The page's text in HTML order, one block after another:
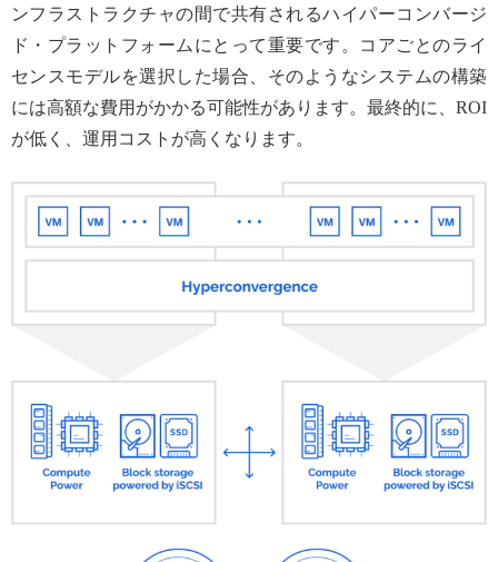
ンフラストラクチャの間で共有されるハイパーコンバージ
ド・プラットフォームにとって重要です。コアごとのライ
センスモデルを選択した場合、そのようなシステムの構築
には高額な費用がかかる可能性があります。最終的に、ROI
が低く、運用コストが高くなります。